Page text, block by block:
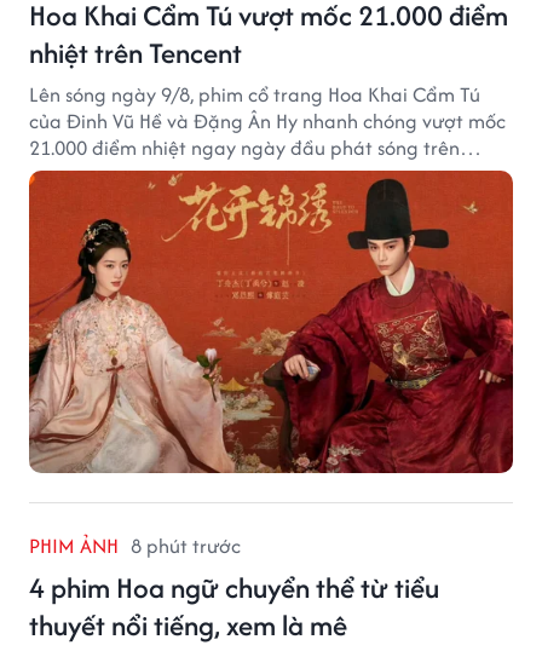
Hoa Khai Cẩm Tú vượt mốc 21.000 điểm
nhiệt trên Tencent
Lên sóng ngày 9/8, phim cổ trang Hoa Khai Cẩm Tú
của Đinh Vũ Hề và Đặng Ân Hy nhanh chóng vượt mốc
21.000 điểm nhiệt ngay ngày đầu phát sóng trên
Tencent Video.
PHIM ẢNH 8 phút trước
4 phim Hoa ngữ chuyển thể từ tiểu
thuyết nổi tiếng, xem là mê